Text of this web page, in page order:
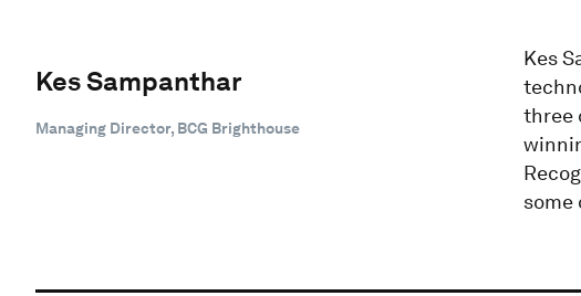
Kes Sampanthar
Managing Director, BCG Brighthouse
Kes
three
some